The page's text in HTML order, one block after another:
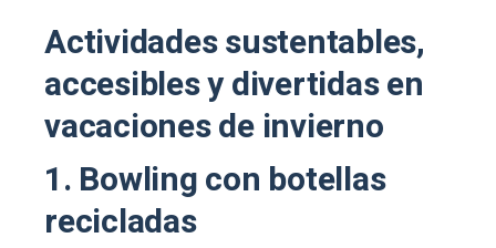
Actividades sustentables,
accesibles y divertidas en
vacaciones de invierno
1. Bowling con botellas
recicladas